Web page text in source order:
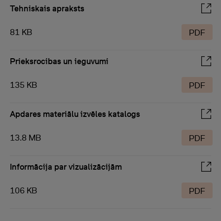
Tehniskais apraksts
81 KB PDF
Prieksrocibas un ieguvumi
135 KB PDF
Apdares materiālu izvēles katalogs
13.8 MB PDF
Informācija par vizualizācijām
106 KB PDF